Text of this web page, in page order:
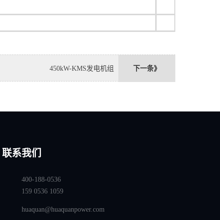
下一条》
450kW-KMS发电机组
联系我们
400-188-0536
159 0536 1059
huaquan@huaquanpower.com